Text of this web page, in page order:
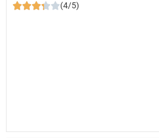
(4/5)